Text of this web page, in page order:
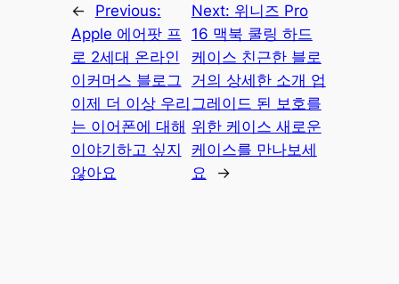
←
Previous:
Apple 에어팟 프
로 2세대 온라인
이커머스 블로그
이제 더 이상 우리
는 이어폰에 대해
이야기하고 싶지
않아요
Next: 위니즈 Pro
16 맥북 쿨링 하드
케이스 친근한 블로
거의 상세한 소개 업
그레이드 된 보호를
위한 케이스 새로운
케이스를 만나보세
요
→